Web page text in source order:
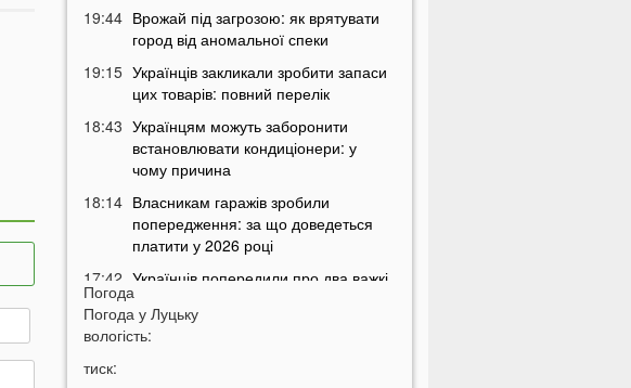
19:44 Врожай під загрозою: як врятувати
город від аномальної спеки
19:15 Українців закликали зробити запаси
цих товарів: повний перелік
18:43 Українцям можуть заборонити
встановлювати кондиціонери: у
чому причина
18:14 Власникам гаражів зробили
попередження: за що доведеться
платити у 2026 році
17:42 Українців попередили про два важкі
місяці попереду
17:13 На Волині у ліцей фіктивно
Погода
Погода у Луцьку
вологість:
тиск: